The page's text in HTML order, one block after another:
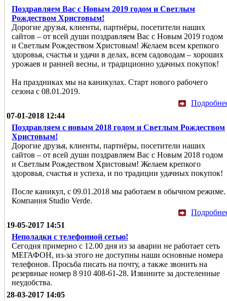
Поздравляем Вас с Новым 2019 годом и Светлым
Рождеством Христовым!
Дорогие друзья, клиенты, партнёры, посетители наших
сайтов – от всей души поздравляем Вас с Новым 2019 годом
и Светлым Рождеством Христовым! Желаем всем крепкого
здоровья, счастья и удачи в делах, всем садоводам – хороших
урожаев и ранней весны, и традиционно удачных покупок!
На праздниках мы на каникулах. Старт нового рабочего
сезона с 08.01.2019.
07-01-2018 12:44
Поздравляем с новым 2018 годом и Светлым Рождеством
Христовым!
Дорогие друзья, клиенты, партнёры, посетители наших
сайтов – от всей души поздравляем Вас с Новым 2018 годом
и Светлым Рождеством Христовым! Желаем крепкого
здоровья, счастья и успеха, и по традиции удачных покупок!
После каникул, с 09.01.2018 мы работаем в обычном режиме.
Компания Studio Verde.
19-05-2017 14:51
Неполадки с телефонной сетью!
Сегодня примерно с 12.00 дня из за аварии не работает сеть
МЕГАФОН, из-за этого не доступны наши основные номера
телефонов. Просьба писать на почту, а также звонить на
резервные номер 8 910 408-61-28. Извините за достеленные
неудобства.
28-03-2017 14:05